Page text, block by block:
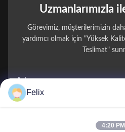
Uzmanlarımızla
Görevimiz, müşterilerimizin
yardımcı olmak için "Yüksek
Teslimat"
Adınız
Felix
4:20 PM